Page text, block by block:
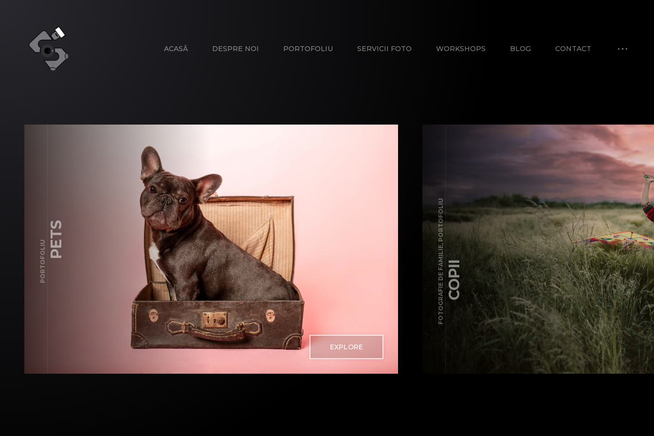
ACASĂ DESPRE NOI PORTOFOLIU SERVICII FOTO WORKSHOPS BLOG CONTACT
PORTOFOLIUPETS
EXPLORE
FOTOGRAFIE DE FAMILIE, PORTOFOLIUCOPII